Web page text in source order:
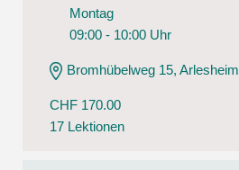
Montag
09:00 - 10:00 Uhr
Bromhübelweg 15, Arlesheim
CHF 170.00
17 Lektionen